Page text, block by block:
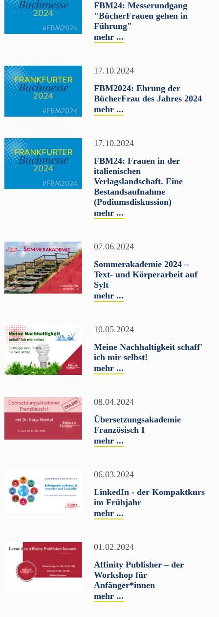
FBM24: Messerundgang
"BücherFrauen gehen in
Führung"
mehr ...
17.10.2024
FBM2024: Ehrung der
BücherFrau des Jahres 2024
mehr ...
17.10.2024
FBM24: Frauen in der
italienischen
Verlagslandschaft. Eine
Bestandsaufnahme
(Podiumsdiskussion)
mehr ...
07.06.2024
Sommerakademie 2024 –
Text- und Körperarbeit auf
Sylt
mehr ...
10.05.2024
Meine Nachhaltigkeit schaff'
ich mir selbst!
mehr ...
08.04.2024
Übersetzungsakademie
Französisch I
mehr ...
06.03.2024
LinkedIn - der Kompaktkurs
im Frühjahr
mehr ...
01.02.2024
Affinity Publisher – der
Workshop für
Anfänger*innen
mehr ...